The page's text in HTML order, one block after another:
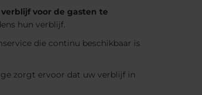
voor de gasten te
hun verblijf.
die continu beschikbaar is
zorgt ervoor dat uw verblijf in